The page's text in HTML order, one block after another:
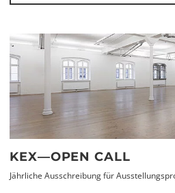
KEX—OPEN CALL
Jährliche Ausschreibung für